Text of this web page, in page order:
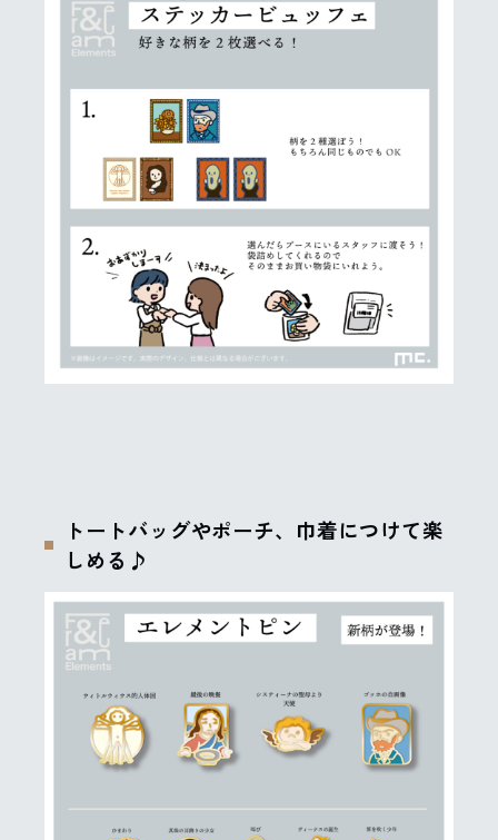
トートバッグやポーチ、巾着につけて楽
しめる♪